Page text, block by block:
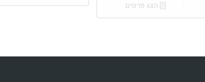
הצג פרטים